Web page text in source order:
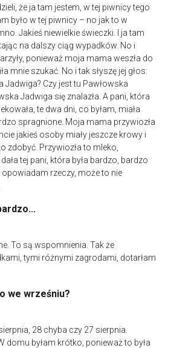
że ja tam jestem, w tej piwnicy tego
było w tej piwnicy – no jak to w
Jakieś niewielkie świeczki. I ja tam
na dalszy ciąg wypadków. No i
ponieważ moja mama weszła do
mnie szukać. No i tak słyszę jej głos:
Jadwiga? Czy jest tu Pawłowska
Jadwiga się znalazła. A pani, która
te dwa dni, co byłam, miała
spragnione. Moja mama przywiozła
jakieś osoby miały jeszcze krowy i
zdobyć. Przywiozła to mleko,
tej pani, która była bardzo, bardzo
rzeczy, może to nie
To są wspomnienia. Tak że
tymi różnymi zagrodami, dotarłam
we wrześniu?
28 chyba czy 27 sierpnia.
domu byłam krótko, ponieważ to była